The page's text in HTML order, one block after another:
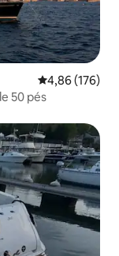
4,86 de uma
4,86 (176)
50 pés